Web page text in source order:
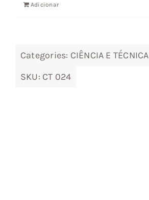
era:
Adicionar
Categories: CIÊNCIA E TÉCNICA
SKU: CT 024